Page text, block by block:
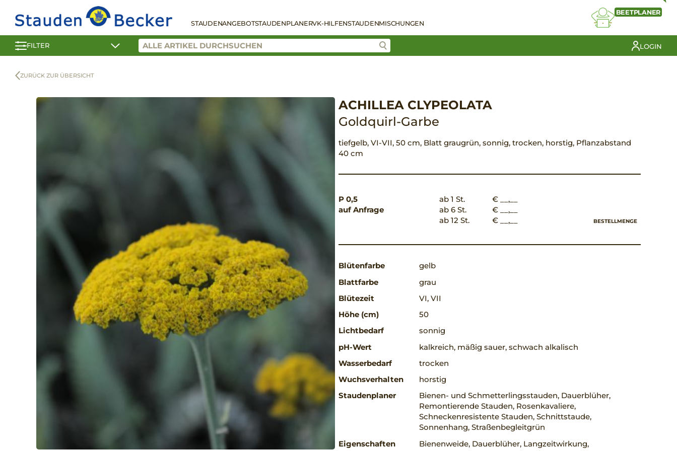
STAUDENANGEBOTSTAUDENPLANERVK-HILFENSTAUDENMISCHUNGEN
BEETPLANER
FILTER LOGIN
ZURÜCK ZUR ÜBERSICHT
ACHILLEA CLYPEOLATA
Goldquirl-Garbe
tiefgelb, VI-VII, 50 cm, Blatt graugrün, sonnig, trocken, horstig, Pflanzabstand
40 cm
P 0,5
auf Anfrage
ab 1 St.
€ __,__
ab 6 St.
€ __,__
ab 12 St.
€ __,__ BESTELLMENGE
Blütenfarbe
gelb
Blattfarbe
grau
Blütezeit
VI, VII
Höhe (cm)
50
Lichtbedarf
sonnig
pH-Wert
kalkreich, mäßig sauer, schwach alkalisch
Wasserbedarf
trocken
Wuchsverhalten
horstig
Staudenplaner
Bienen- und Schmetterlingsstauden, Dauerblüher,
Remontierende Stauden, Rosenkavaliere,
Schneckenresistente Stauden, Schnittstaude,
Sonnenhang, Straßenbegleitgrün
Eigenschaften
Bienenweide, Dauerblüher, Langzeitwirkung,